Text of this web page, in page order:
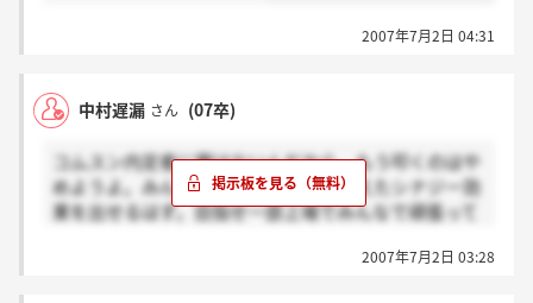
2007年7月2日 04:31
中村遅漏 さん (07卒)
コムスン内定者に罪はないんだから、もう叩くのはや
めようよ。みんなで頑張れば会社を超えたシナジー効
果を出せるはず。目指せ一部上場でみんなで頑張って
2007年7月2日 03:28